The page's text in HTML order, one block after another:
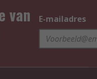
van
E-mailadres